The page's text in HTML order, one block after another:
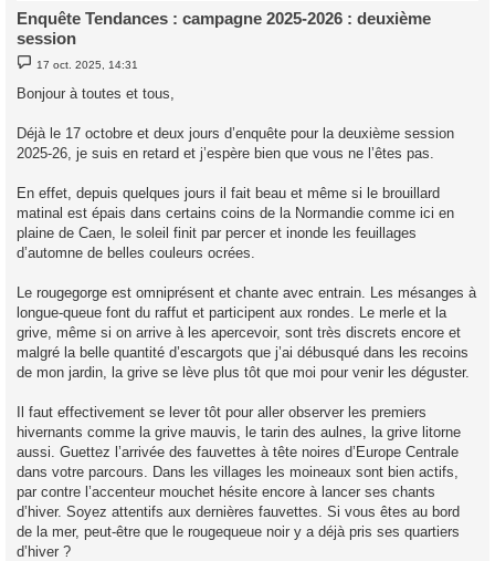
Enquête Tendances : campagne 2025-2026 : deuxième
session
M
e
s
g
e
17 oct. 2025, 14:31
Bonjour à toutes et tous,
Déjà le 17 octobre et deux jours d’enquête pour la deuxième session
2025-26, je suis en retard et j’espère bien que vous ne l’êtes pas.
En effet, depuis quelques jours il fait beau et même si le brouillard
matinal est épais dans certains coins de la Normandie comme ici en
plaine de Caen, le soleil finit par percer et inonde les feuillages
d’automne de belles couleurs ocrées.
Le rougegorge est omniprésent et chante avec entrain. Les mésanges à
longue-queue font du raffut et participent aux rondes. Le merle et la
grive, même si on arrive à les apercevoir, sont très discrets encore et
malgré la belle quantité d’escargots que j’ai débusqué dans les recoins
de mon jardin, la grive se lève plus tôt que moi pour venir les déguster.
Il faut effectivement se lever tôt pour aller observer les premiers
hivernants comme la grive mauvis, le tarin des aulnes, la grive litorne
aussi. Guettez l’arrivée des fauvettes à tête noires d’Europe Centrale
dans votre parcours. Dans les villages les moineaux sont bien actifs,
par contre l’accenteur mouchet hésite encore à lancer ses chants
d’hiver. Soyez attentifs aux dernières fauvettes. Si vous êtes au bord
de la mer, peut-être que le rougequeue noir y a déjà pris ses quartiers
d’hiver ?